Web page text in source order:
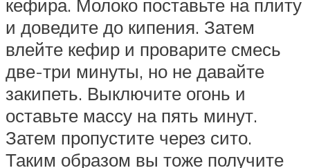
кефира. Молоко поставьте на плиту
и доведите до кипения. Затем
влейте кефир и проварите смесь
две-три минуты, но не давайте
закипеть. Выключите огонь и
оставьте массу на пять минут.
Затем пропустите через сито.
Таким образом вы тоже получите